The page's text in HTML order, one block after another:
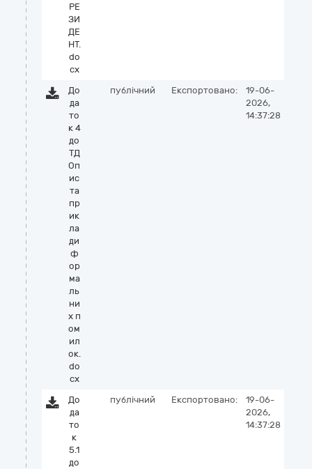
РЕ
ЗИ
ДЕ
НТ.
do
cx
До
да
то
к 4
до
ТД
Оп
ис
та
пр
ик
ла
ди
ф
ор
ма
ль
ни
х п
ом
ил
ок.
do
cx
публічний Експортовано:
19-06-
2026,
14:37:28
До
да
то
к
5.1
до
публічний Експортовано:
19-06-
2026,
14:37:28